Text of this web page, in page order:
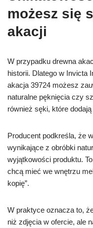
możesz się
akacji
W przypadku drewna
historii. Dlatego w Invicta
akacja 39724 możesz
naturalne pęknięcia czy
również sęki, które
Producent podkreśla, że
wynikające z obróbki
wyjątkowości produktu.
chcą mieć we wnętrzu
kopię”.
W praktyce oznacza to,
niż zdjęcia w ofercie, ale